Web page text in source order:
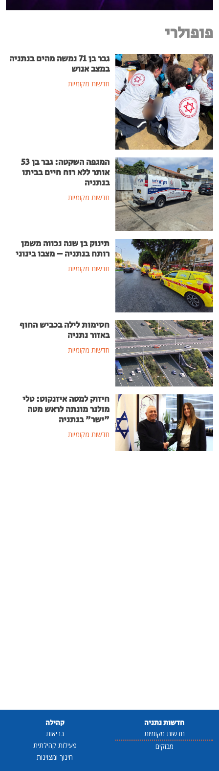
פופולרי
גבר בן 71 נמשה מהים בנתניה
במצב אנוש
חדשות מקומיות
המגפה השקטה: גבר בן 53
אותר ללא רוח חיים בביתו
בנתניה
חדשות מקומיות
תינוק בן שנה נכווה משמן
רותח בנתניה – מצבו בינוני
חדשות מקומיות
חסימות לילה בכביש החוף
באזור נתניה
חדשות מקומיות
חיזוק למטה איזנקוט: טלי
מולנר מונתה לראש מטה
"ישר" בנתניה
חדשות מקומיות
חדשות נתניה
חדשות מקומיות
מבזקים
קהילה
בריאות
פעילות קהילתית
חינוך ומצוינות